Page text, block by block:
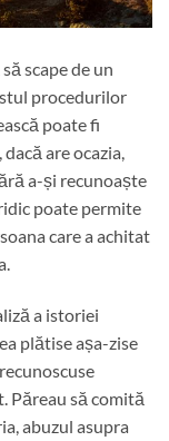
scape de un
procedurilor
poate fi
are ocazia,
a-și recunoaște
poate permite
care a achitat
a istoriei
plătise așa-zise
Păreau să comită
abuzul asupra